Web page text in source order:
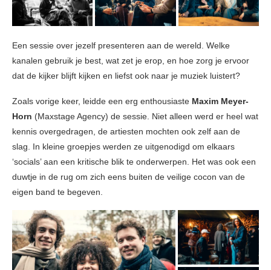
Een sessie over jezelf presenteren aan de wereld. Welke
kanalen gebruik je best, wat zet je erop, en hoe zorg je ervoor
dat de kijker blijft kijken en liefst ook naar je muziek luistert?
Zoals vorige keer, leidde een erg enthousiaste Maxim Meyer-
Horn (Maxstage Agency) de sessie. Niet alleen werd er heel wat
kennis overgedragen, de artiesten mochten ook zelf aan de
slag. In kleine groepjes werden ze uitgenodigd om elkaars
‘socials’ aan een kritische blik te onderwerpen. Het was ook een
duwtje in de rug om zich eens buiten de veilige cocon van de
eigen band te begeven.